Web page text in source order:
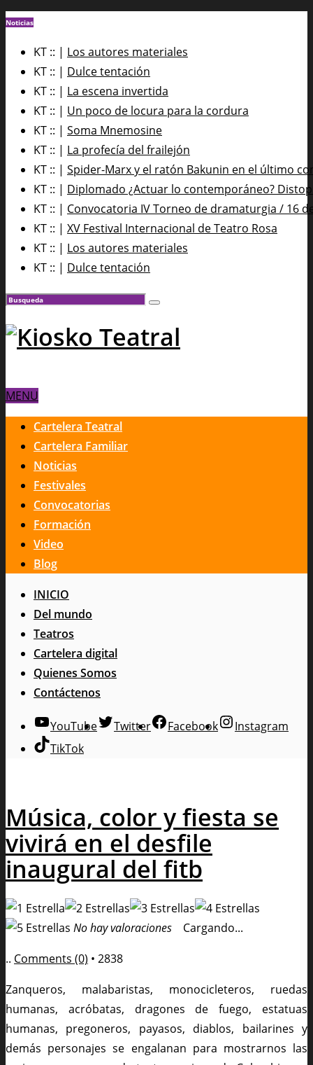
Noticias
KT :: | Los autores materiales
KT :: | Dulce tentación
KT :: | La escena invertida
KT :: | Un poco de locura para la cordura
KT :: | Soma Mnemosine
KT :: | La profecía del frailejón
KT :: | Spider-Marx y el ratón Bakunin en el último
KT :: | Diplomado ¿Actuar lo contemporáneo?
KT :: | Convocatoria IV Torneo de dramaturgia / 16
KT :: | XV Festival Internacional de Teatro Rosa
KT :: | Los autores materiales
KT :: | Dulce tentación
MENU
Cartelera Teatral
Cartelera Familiar
Noticias
Festivales
Convocatorias
Formación
Video
Blog
INICIO
Del mundo
Teatros
Cartelera digital
Quienes Somos
Contáctenos
YouTube Twitter Facebook
Instagram
TikTok
Música, color y fiesta se
vivirá en el desfile
inaugural del fitb
No hay valoraciones
Cargando...
.. Comments (0) • 2838
Zanqueros, malabaristas, monocicleteros, ruedas
humanas, acróbatas, dragones de fuego, estatuas
humanas, pregoneros, payasos, diablos, bailarines y
demás personajes se engalanan para mostrarnos las